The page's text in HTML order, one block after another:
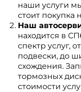
наши услуги
стоит покупка
Наш
находится в
спектр услуг,
подвески, до
схождения.
тормозных
стоимости